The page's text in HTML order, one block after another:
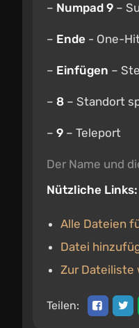
– Numpad 9 –
– Ende - One-
– Einfügen –
– 8 – Standort
– 9 – Teleport
Der Name und
Nützliche Links:
Alle Dateien
Datei
Zur Dateiliste
Teilen: